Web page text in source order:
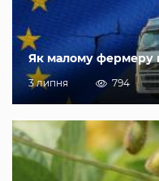
Як малому фермеру
3 липня 794